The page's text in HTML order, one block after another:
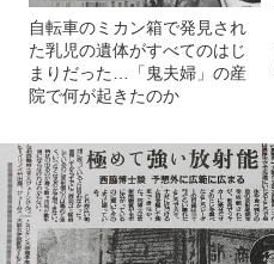
自転車のミカン箱で発見され
た乳児の遺体がすべてのはじ
まりだった…「鬼夫婦」の産
院で何が起きたのか